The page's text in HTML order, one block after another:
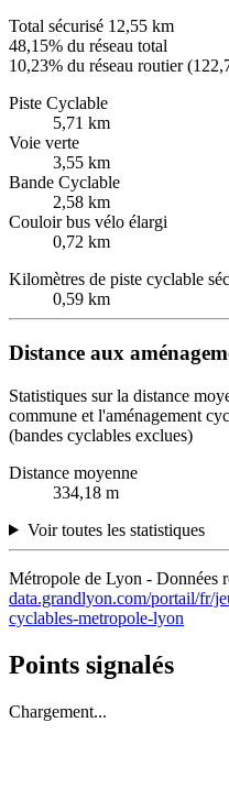
Total sécurisé 12,55 km
48,15% du réseau total
10,23% du réseau routier
Piste Cyclable
5,71 km
Voie verte
3,55 km
Bande Cyclable
2,58 km
Couloir bus vélo élargi
0,72 km
Kilomètres de piste cyclable
0,59 km
Distance aux
Statistiques sur la distance
commune et l'aménagement
(bandes cyclables exclues)
Distance moyenne
334,18 m
Voir toutes les statistiques
Métropole de Lyon - Données
data.grandlyon.com/portail/fr/
cyclables-metropole-lyon
Points signalés
Chargement...